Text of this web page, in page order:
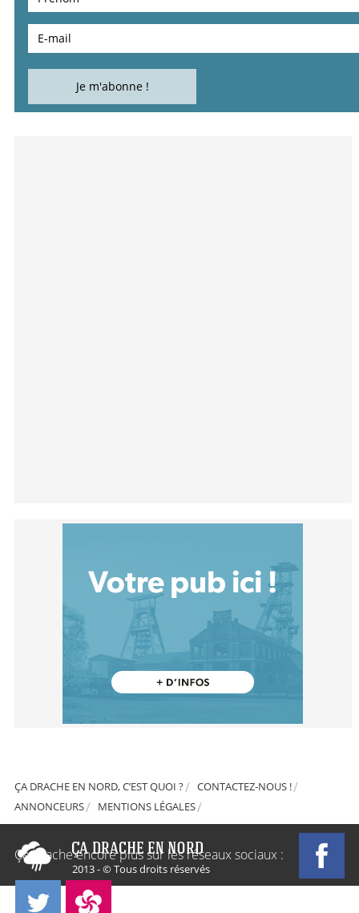
ÇA DRACHE EN NORD, C’EST QUOI ?
CONTACTEZ-NOUS !
ANNONCEURS
MENTIONS LÉGALES
2013 - © Tous droits réservés
Ça Drache encore plus sur les réseaux sociaux :